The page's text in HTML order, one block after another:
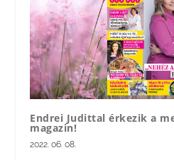
Endrei Judittal érkezik a
magazin!
2022. 06. 08.